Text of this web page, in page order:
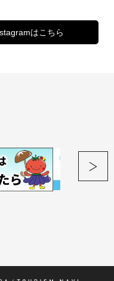
はこちら